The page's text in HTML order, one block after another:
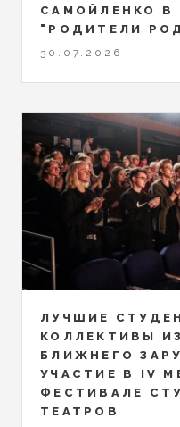
САМОЙЛЕНКО В
"РОДИТЕЛИ
30.07.2026
ЛУЧШИЕ
КОЛЛЕКТИВЫ
БЛИЖНЕГО
УЧАСТИЕ В IV
ФЕСТИВАЛЕ
ТЕАТРОВ